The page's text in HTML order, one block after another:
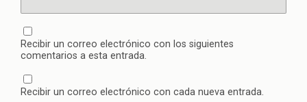
Recibir un correo electrónico con los siguientes
comentarios a esta entrada.
Recibir un correo electrónico con cada nueva entrada.